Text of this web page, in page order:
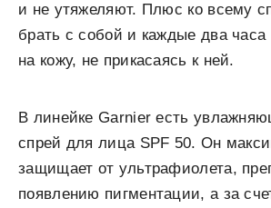
и не утяжеляют. Плюс ко всему
брать с собой и каждые два часа
на кожу, не прикасаясь к ней.
В линейке Garnier есть
спрей для лица SPF 50. Он
защищает от ультрафиолета,
появлению пигментации, а за